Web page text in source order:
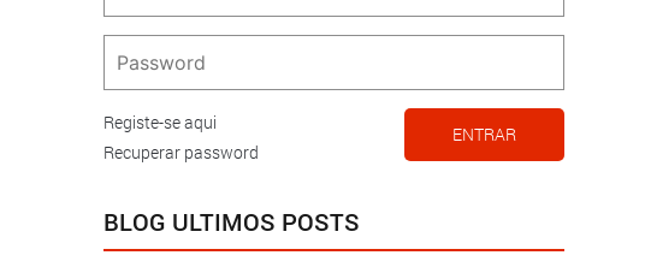
Registe-se aqui
Recuperar password
ENTRAR
BLOG ULTIMOS POSTS